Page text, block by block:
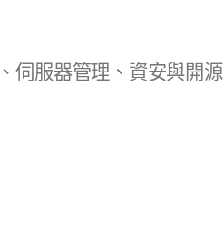
伺服器管理、資安與開源